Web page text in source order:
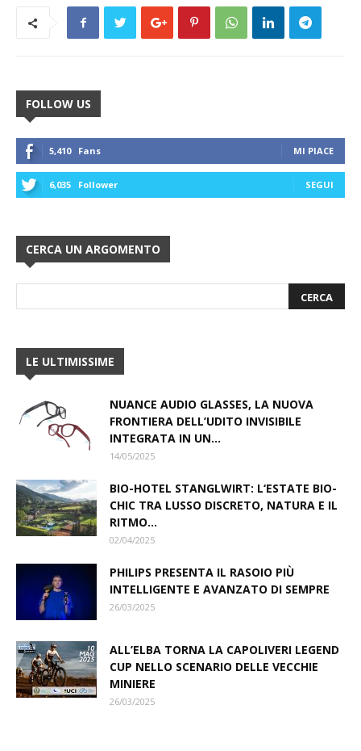
FOLLOW US
5,410 Fans MI PIACE
6,035 Follower SEGUI
CERCA UN ARGOMENTO
LE ULTIMISSIME
NUANCE AUDIO GLASSES, LA NUOVA
FRONTIERA DELL’UDITO INVISIBILE
INTEGRATA IN UN...
14/05/2025
BIO-HOTEL STANGLWIRT: L‘ESTATE BIO-
CHIC TRA LUSSO DISCRETO, NATURA E IL
RITMO...
02/04/2025
PHILIPS PRESENTA IL RASOIO PIÙ
INTELLIGENTE E AVANZATO DI SEMPRE
26/03/2025
ALL’ELBA TORNA LA CAPOLIVERI LEGEND
CUP NELLO SCENARIO DELLE VECCHIE
MINIERE
26/03/2025